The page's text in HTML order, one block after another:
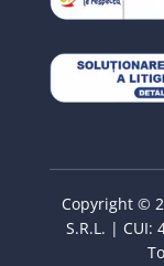
Copyright ©
S.R.L. | CUI: